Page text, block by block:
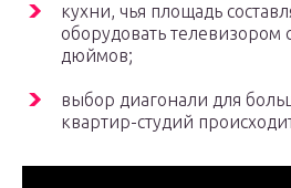
кухни, чья площадь
оборудовать телевизором
дюймов;
выбор диагонали для
квартир-студий